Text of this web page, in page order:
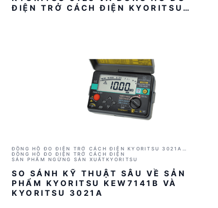
ĐIỆN TRỞ CÁCH ĐIỆN KYORITSU
ĐỒNG HỒ ĐO ĐIỆN TRỞ CÁCH ĐIỆN KYORITSU 3021A
(1000V/2GΩ)
ĐỒNG HỒ ĐO ĐIỆN TRỞ CÁCH ĐIỆN
SẢN PHẨM NGỪNG SẢN XUẤT KYORITSU
SO SÁNH KỸ THUẬT SÂU VỀ SẢN
PHẨM KYORITSU KEW7141B VÀ
KYORITSU 3021A